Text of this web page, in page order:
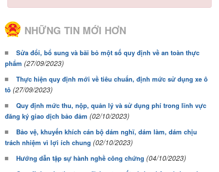
NHỮNG TIN MỚI HƠN
Sửa đổi, bổ sung và bãi bỏ một số quy định về an toàn thực
phẩm (27/09/2023)
Thực hiện quy định mới về tiêu chuẩn, định mức sử dụng xe ô
tô (27/09/2023)
Quy định mức thu, nộp, quản lý và sử dụng phí trong lĩnh vực
đăng ký giao dịch bảo đảm (02/10/2023)
Bảo vệ, khuyến khích cán bộ dám nghĩ, dám làm, dám chịu
trách nhiệm vì lợi ích chung (02/10/2023)
Hướng dẫn tập sự hành nghề công chứng (04/10/2023)